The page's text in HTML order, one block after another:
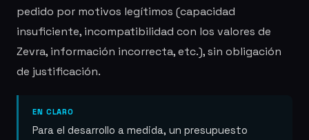
pedido por motivos legítimos (capacidad
insuficiente, incompatibilidad con los valores de
Zevra, información incorrecta, etc.), sin obligación
de justificación.
EN CLARO
Para el desarrollo a medida, un presupuesto